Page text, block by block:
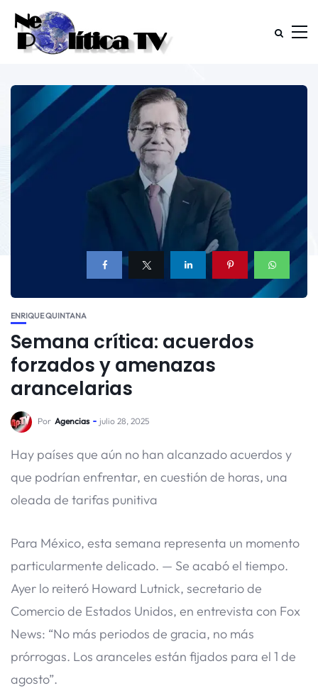
ENRIQUE QUINTANA
Semana crítica: acuerdos
forzados y amenazas
arancelarias
Por Agencias julio 28, 2025
Hay países que aún no han alcanzado acuerdos y
que podrían enfrentar, en cuestión de horas, una
oleada de tarifas punitiva
Para México, esta semana representa un momento
particularmente delicado. — Se acabó el tiempo.
Ayer lo reiteró Howard Lutnick, secretario de
Comercio de Estados Unidos, en entrevista con Fox
News: “No más periodos de gracia, no más
prórrogas. Los aranceles están fijados para el 1 de
agosto”.